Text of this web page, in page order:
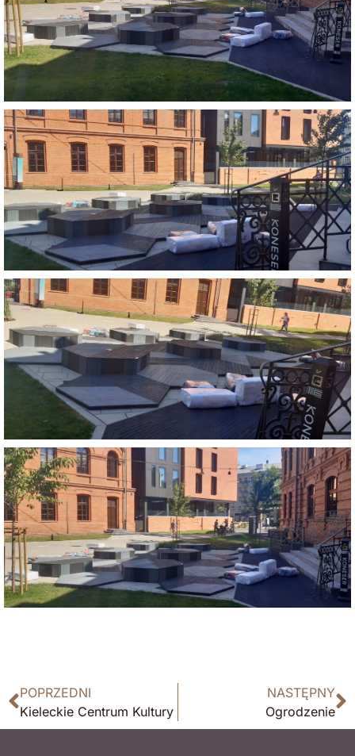
POPRZEDNI
Kieleckie Centrum Kultury
NASTĘPNY
Ogrodzenie